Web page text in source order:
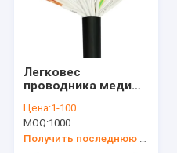
Легковес
проводника меди
кабеля PVC H05VV-F
RVV
Цена:1-100
MOQ:1000